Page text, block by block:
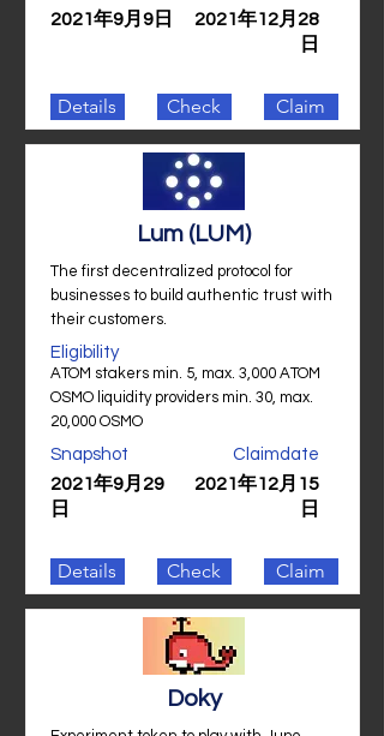
2021年9月9日
2021年12月28
日
Details Check Claim
Lum (LUM)
The first decentralized protocol for
businesses to build authentic trust with
their customers.
Eligibility
ATOM stakers min. 5, max. 3,000 ATOM
OSMO liquidity providers min. 30, max.
20,000 OSMO
Snapshot
2021年9月29
日
Claimdate
2021年12月15
日
Details Check Claim
Doky